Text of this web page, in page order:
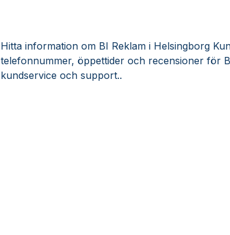
Hitta information om BI Reklam i Helsingborg
telefonnummer, öppettider och recensioner för
kundservice och support..